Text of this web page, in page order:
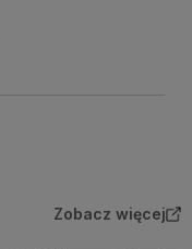
Zobacz więcej